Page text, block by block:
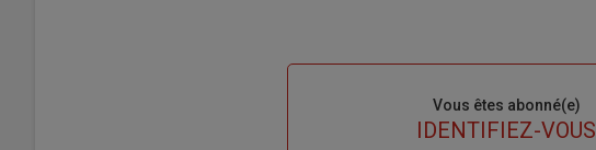
Vous êtes abonné(e)
IDENTIFIEZ-VOUS